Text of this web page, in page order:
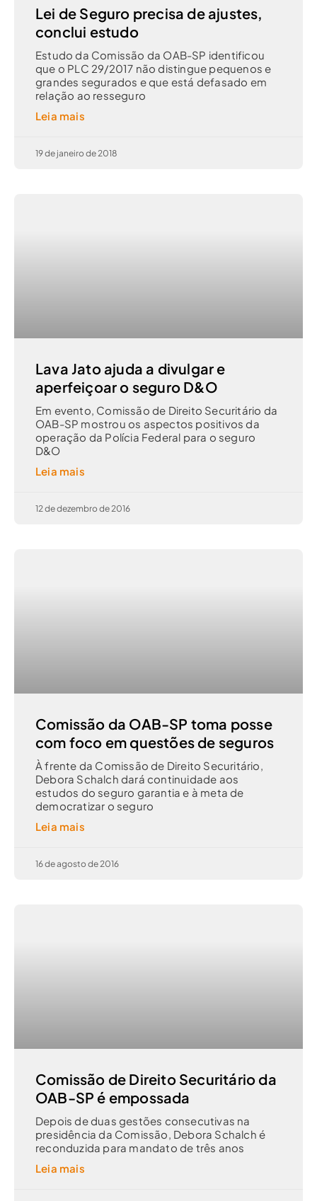
Lei de Seguro precisa de ajustes,
conclui estudo
Estudo da Comissão da OAB-SP identificou
que o PLC 29/2017 não distingue pequenos e
grandes segurados e que está defasado em
relação ao resseguro
Leia mais
19 de janeiro de 2018
Lava Jato ajuda a divulgar e
aperfeiçoar o seguro D&O
Em evento, Comissão de Direito Securitário da
OAB-SP mostrou os aspectos positivos da
operação da Polícia Federal para o seguro
D&O
Leia mais
12 de dezembro de 2016
Comissão da OAB-SP toma posse
com foco em questões de seguros
À frente da Comissão de Direito Securitário,
Debora Schalch dará continuidade aos
estudos do seguro garantia e à meta de
democratizar o seguro
Leia mais
16 de agosto de 2016
Comissão de Direito Securitário da
OAB-SP é empossada
Depois de duas gestões consecutivas na
presidência da Comissão, Debora Schalch é
reconduzida para mandato de três anos
Leia mais